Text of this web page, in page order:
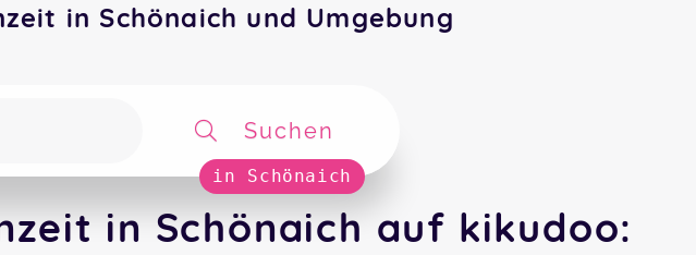
in Schönaich und Umgebung
Suchen
in Schönaich
in Schönaich auf kikudoo: